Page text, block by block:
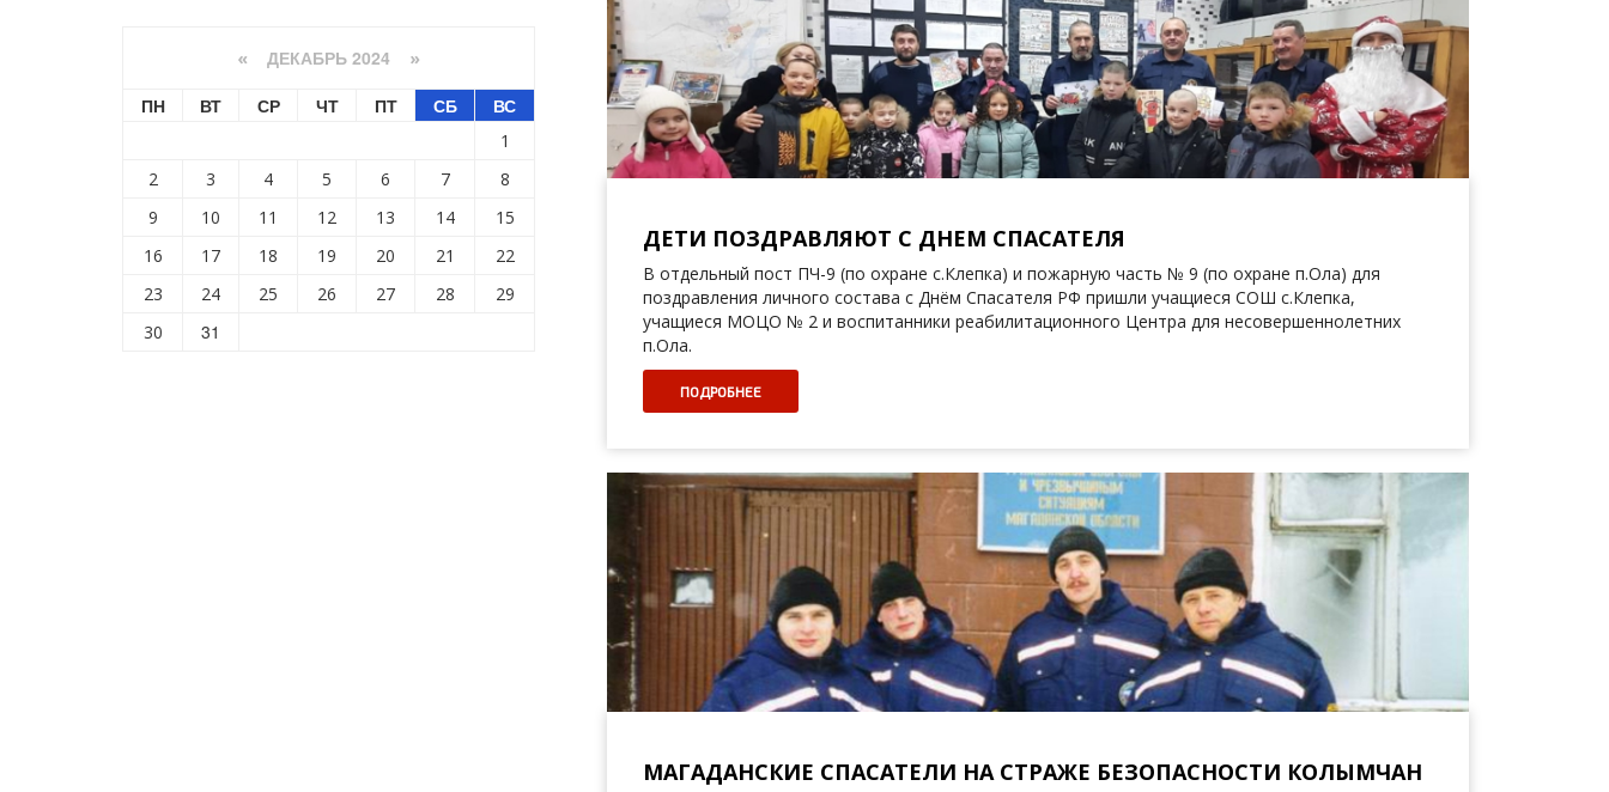
ДЕТИ ПОЗДРАВЛЯЮТ С ДНЕМ СПАСАТЕЛЯ
В отдельный пост ПЧ-9 (по охране с.Клепка) и пожарную часть № 9 (по охране п.Ола) для
поздравления личного состава с Днём Спасателя РФ пришли учащиеся СОШ с.Клепка,
учащиеся МОЦО № 2 и воспитанники реабилитационного Центра для несовершеннолетних
п.Ола.
ПОДРОБНЕЕ
МАГАДАНСКИЕ СПАСАТЕЛИ НА СТРАЖЕ БЕЗОПАСНОСТИ КОЛЫМЧАН
« ДЕКАБРЬ 2024 »
ПН ВТ СР ЧТ ПТ СБ ВС
1
2
3 4 5 6 7
8
9
10 11 12 13 14
15
16
17 18 19 20 21
22
23
24 25 26 27 28
29
30
31